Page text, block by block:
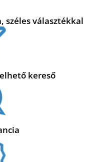
széles választékkal
kereső